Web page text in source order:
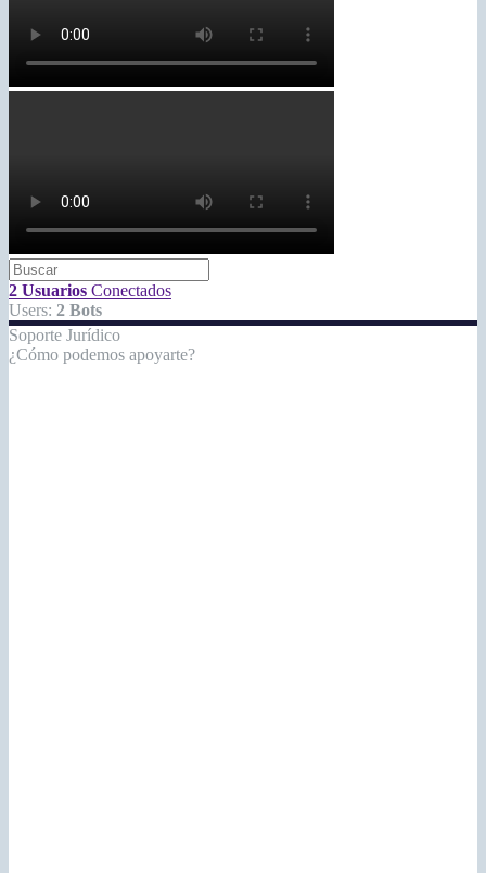
2 Usuarios Conectados
Users: 2 Bots
Soporte Jurídico
¿Cómo podemos apoyarte?